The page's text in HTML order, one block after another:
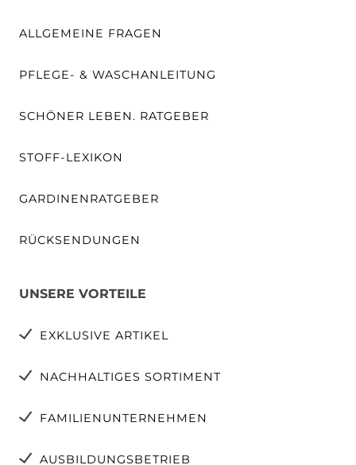
ALLGEMEINE FRAGEN
PFLEGE- & WASCHANLEITUNG
SCHÖNER LEBEN. RATGEBER
STOFF-LEXIKON
GARDINENRATGEBER
RÜCKSENDUNGEN
UNSERE VORTEILE
EXKLUSIVE ARTIKEL
NACHHALTIGES SORTIMENT
FAMILIENUNTERNEHMEN
AUSBILDUNGSBETRIEB